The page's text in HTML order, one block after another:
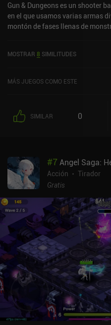
Gun & Dungeons es un shooter
en el que usamos varias armas
montón de fases llenas de
que tenemos que encontrar un
daño.Aparte de que los niveles
morimos. Podemos equiparnos
nos pide que sustituyamos uno
y nivel, nos hacemos más
equipo y las armas que
podemos gastar oro en subir de
experiencia de combate resulte
de armas divertidas con las que
drásticamente en función de los
mayor queja es que los niveles
cuando empezamos a
nivel se acaba. Por suerte, el
compensarlo. Aparte de eso,
interfaz son demasiado
Esto hace que el juego parezca
competidores.Gun & Dungeons
de energía, anuncios
iAPs para cajas de botín que
MOSTRAR 8 SIMILITUDES
MÁS JUEGOS COMO ESTE
SIMILAR 0
#7Angel Saga:
Acción
Tirador
Gratis